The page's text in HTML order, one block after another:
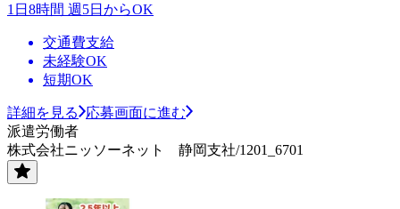
1日8時間 週5日からOK
交通費支給
未経験OK
短期OK
詳細を見る
応募画面に進む
派遣労働者
株式会社ニッソーネット 静岡支社/1201_6701